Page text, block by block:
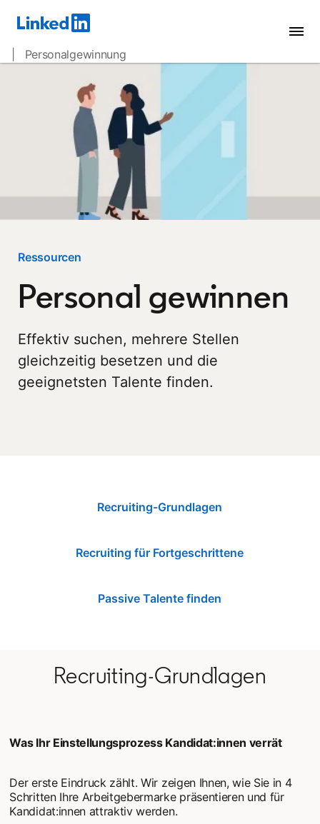
| Personalgewinnung
Ressourcen
Personal gewinnen
Effektiv suchen, mehrere Stellen
gleichzeitig besetzen und die
geeignetsten Talente finden.
Recruiting-Grundlagen
Recruiting für Fortgeschrittene
Passive Talente finden
Recruiting-Grundlagen
Was Ihr Einstellungsprozess Kandidat:innen verrät
Der erste Eindruck zählt. Wir zeigen Ihnen, wie Sie in 4
Schritten Ihre Arbeitgebermarke präsentieren und für
Kandidat:innen attraktiv werden.